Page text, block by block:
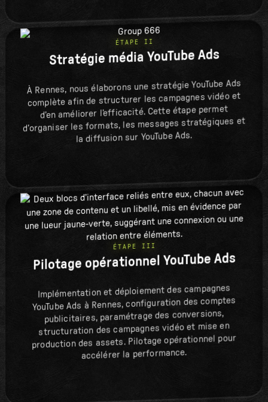
ÉTAPE II
Stratégie média YouTube Ads
À Rennes, nous élaborons une stratégie YouTube Ads
complète afin de structurer les campagnes vidéo et
d’en améliorer l’efficacité. Cette étape permet
d’organiser les formats, les messages stratégiques et
la diffusion sur YouTube Ads.
ÉTAPE III
Pilotage opérationnel YouTube Ads
Implémentation et déploiement des campagnes
YouTube Ads à Rennes, configuration des comptes
publicitaires, paramétrage des conversions,
structuration des campagnes vidéo et mise en
production des assets. Pilotage opérationnel pour
accélérer la performance.